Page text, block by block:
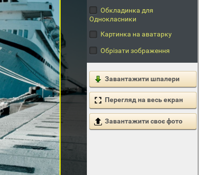
Обкладинка для
Однокласники
Картинка на аватарку
Обрізати зображення
Завантажити шпалери
Перегляд на весь екран
Завантажити своє фото